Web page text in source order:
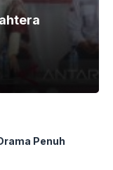
Penuh